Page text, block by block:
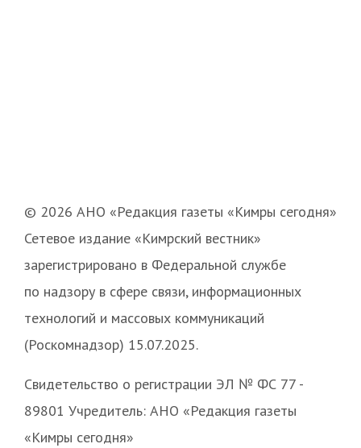
© 2026 АНО «Редакция газеты «Кимры сегодня»
Сетевое издание «Кимрский вестник»
зарегистрировано в Федеральной службе
по надзору в сфере связи, информационных
технологий и массовых коммуникаций
(Роскомнадзор) 15.07.2025.
Свидетельство о регистрации ЭЛ № ФС 77 -
89801 Учредитель: АНО «Редакция газеты
«Кимры сегодня»